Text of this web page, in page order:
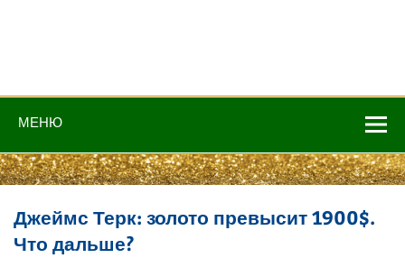
МЕНЮ
Джеймс Терк: золото превысит 1900$.
Что дальше?